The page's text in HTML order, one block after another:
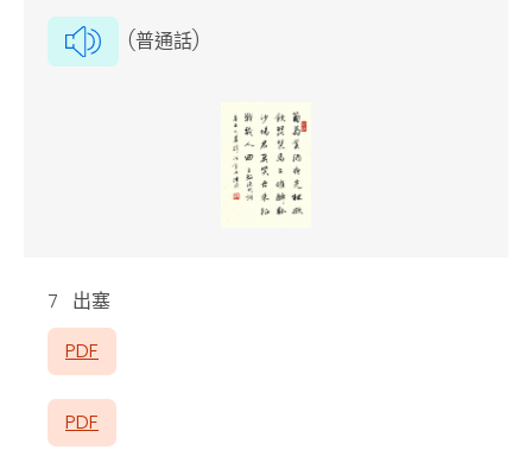
(普通話)
7 出塞
PDF
PDF